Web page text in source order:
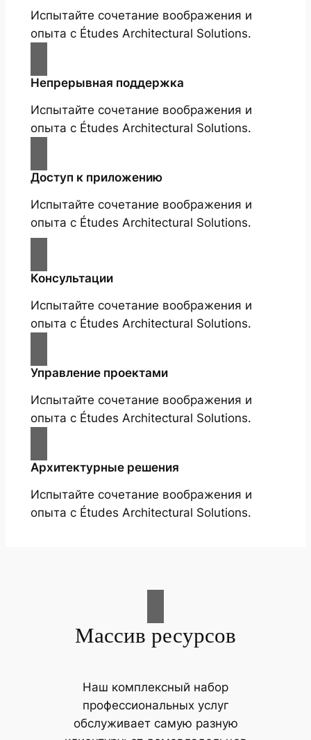
Испытайте сочетание воображения и
опыта с Études Architectural Solutions.
Непрерывная поддержка
Испытайте сочетание воображения и
опыта с Études Architectural Solutions.
Доступ к приложению
Испытайте сочетание воображения и
опыта с Études Architectural Solutions.
Консультации
Испытайте сочетание воображения и
опыта с Études Architectural Solutions.
Управление проектами
Испытайте сочетание воображения и
опыта с Études Architectural Solutions.
Архитектурные решения
Испытайте сочетание воображения и
опыта с Études Architectural Solutions.
Массив ресурсов
Наш комплексный набор
профессиональных услуг
обслуживает самую разную